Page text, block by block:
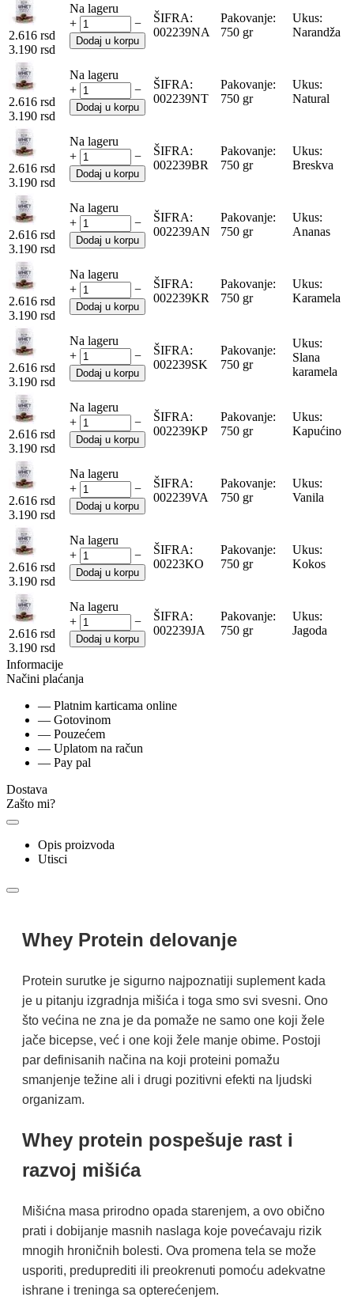
2.616 rsd
3.190 rsd
Na lageru
+
−
Dodaj u korpu
ŠIFRA:
002239NA
Pakovanje:
750 gr
Ukus:
Narandža
2.616 rsd
3.190 rsd
Na lageru
+
−
Dodaj u korpu
ŠIFRA:
002239NT
Pakovanje:
750 gr
Ukus:
Natural
2.616 rsd
3.190 rsd
Na lageru
+
−
Dodaj u korpu
ŠIFRA:
002239BR
Pakovanje:
750 gr
Ukus:
Breskva
2.616 rsd
3.190 rsd
Na lageru
+
−
Dodaj u korpu
ŠIFRA:
002239AN
Pakovanje:
750 gr
Ukus:
Ananas
2.616 rsd
3.190 rsd
Na lageru
+
−
Dodaj u korpu
ŠIFRA:
002239KR
Pakovanje:
750 gr
Ukus:
Karamela
2.616 rsd
3.190 rsd
Na lageru
+
−
Dodaj u korpu
ŠIFRA:
002239SK
Pakovanje:
750 gr
Ukus:
Slana
karamela
2.616 rsd
3.190 rsd
Na lageru
+
−
Dodaj u korpu
ŠIFRA:
002239KP
Pakovanje:
750 gr
Ukus:
Kapućino
2.616 rsd
3.190 rsd
Na lageru
+
−
Dodaj u korpu
ŠIFRA:
002239VA
Pakovanje:
750 gr
Ukus:
Vanila
2.616 rsd
3.190 rsd
Na lageru
+
−
Dodaj u korpu
ŠIFRA:
00223KO
Pakovanje:
750 gr
Ukus:
Kokos
2.616 rsd
3.190 rsd
Na lageru
+
−
Dodaj u korpu
ŠIFRA:
002239JA
Pakovanje:
750 gr
Ukus:
Jagoda
Informacije
Načini plaćanja
— Platnim karticama online
— Gotovinom
— Pouzećem
— Uplatom na račun
— Pay pal
Dostava
Zašto mi?
Opis proizvoda
Utisci
Whey Protein delovanje
Protein surutke je sigurno najpoznatiji suplement kada
je u pitanju izgradnja mišića i toga smo svi svesni. Ono
što većina ne zna je da pomaže ne samo one koji žele
jače bicepse, već i one koji žele manje obime. Postoji
par definisanih načina na koji proteini pomažu
smanjenje težine ali i drugi pozitivni efekti na ljudski
organizam.
Whey protein pospešuje rast i
razvoj mišića
Mišićna masa prirodno opada starenjem, a ovo obično
prati i dobijanje masnih naslaga koje povećavaju rizik
mnogih hroničnih bolesti. Ova promena tela se može
usporiti, preduprediti ili preokrenuti pomoću adekvatne
ishrane i treninga sa opterećenjem.